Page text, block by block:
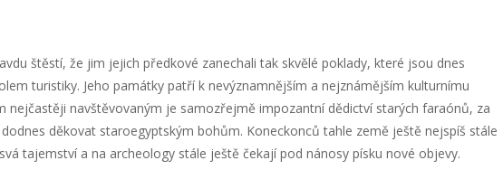
štěstí, že jim jejich předkové zanechali tak skvělé poklady, které jsou dnes
turistiky. Jeho památky patří k nevýznamnějším a nejznámějším kulturnímu
nejčastěji navštěvovaným je samozřejmě impozantní dědictví starých faraónů, za
děkovat staroegyptským bohům. Koneckonců tahle země ještě nejspíš stále
tajemství a na archeology stále ještě čekají pod nánosy písku nové objevy.